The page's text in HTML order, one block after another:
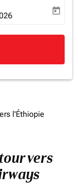
return-date-aria-
today
l'Éthiopie
vers